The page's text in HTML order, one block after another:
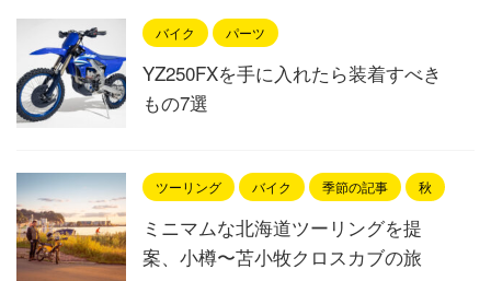
バイク パーツ
YZ250FXを手に入れたら装着すべき
もの7選
ツーリング バイク 季節の記事 秋
ミニマムな北海道ツーリングを提
案、小樽〜苫小牧クロスカブの旅